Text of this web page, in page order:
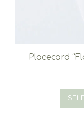
Placecard